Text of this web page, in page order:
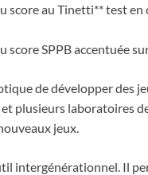
score au Tinetti** test
score SPPB accentuée
de développer des
plusieurs laboratoires
jeux.
intergénérationnel. Il